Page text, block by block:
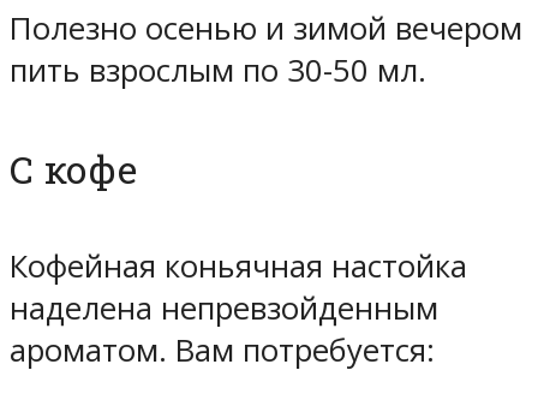
Полезно осенью и зимой вечером
пить взрослым по 30-50 мл.
С кофе
Кофейная коньячная настойка
наделена непревзойденным
ароматом. Вам потребуется: